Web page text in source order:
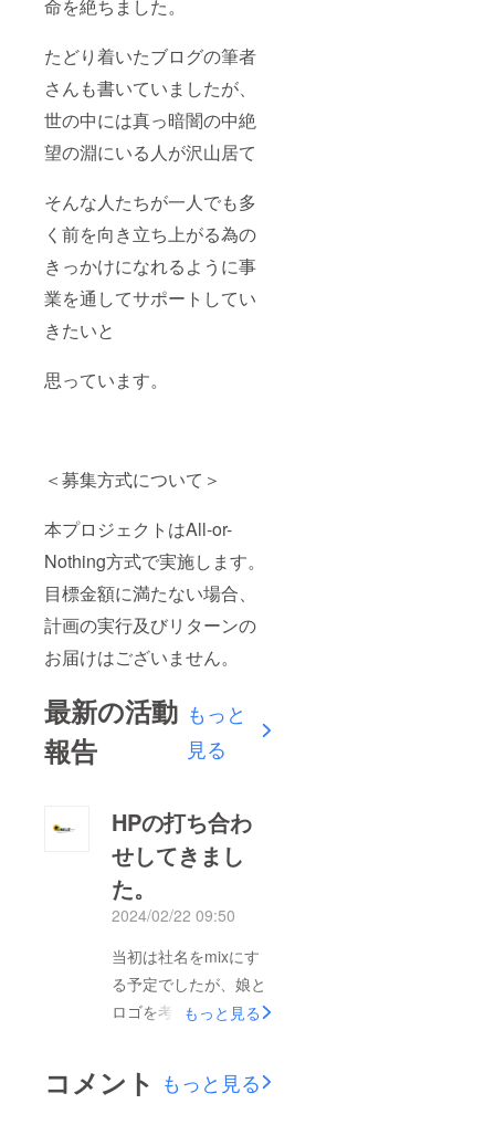
命を絶ちました。
たどり着いたブログの筆者
さんも書いていましたが、
世の中には真っ暗闇の中絶
望の淵にいる人が沢山居て
そんな人たちが一人でも多
く前を向き立ち上がる為の
きっかけになれるように事
業を通してサポートしてい
きたいと
思っています。
＜募集方式について＞
本プロジェクトはAll-or-
Nothing方式で実施します。
目標金額に満たない場合、
計画の実行及びリターンの
お届けはございません。
最新の活動
報告
もっと
見る
HPの打ち合わ
せしてきまし
た。
2024/02/22 09:50
当初は社名をmixにす
る予定でしたが、娘と
ロゴを考えているうち
た。ロゴはもう少し変
えますが、今のところ
もっと見る
コメント もっと見る